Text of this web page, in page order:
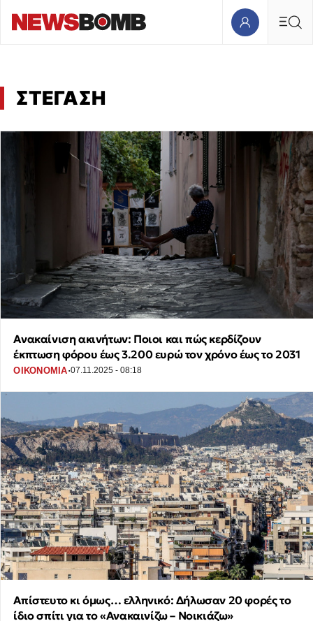
ΣΤΕΓΑΣΗ
Ανακαίνιση ακινήτων: Ποιοι και πώς κερδίζουν
έκπτωση φόρου έως 3.200 ευρώ τον χρόνο έως το 2031
ΟΙΚΟΝΟΜΙΑ·07.11.2025 - 08:18
Απίστευτο κι όμως… ελληνικό: Δήλωσαν 20 φορές το
ίδιο σπίτι για το «Ανακαινίζω – Νοικιάζω»